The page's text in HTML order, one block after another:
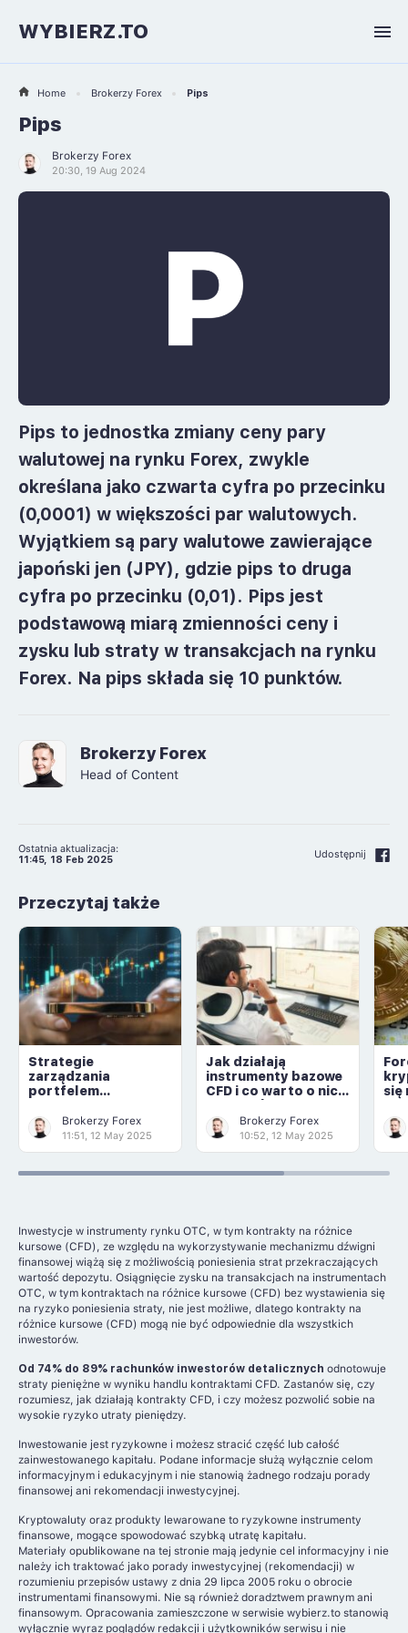
WYBIERZ.TO
Home Brokerzy Forex Pips
Pips
Brokerzy Forex
20:30, 19 Aug 2024
Pips to jednostka zmiany ceny pary
walutowej na rynku Forex, zwykle
określana jako czwarta cyfra po przecinku
(0,0001) w większości par walutowych.
Wyjątkiem są pary walutowe zawierające
japoński jen (JPY), gdzie pips to druga
cyfra po przecinku (0,01). Pips jest
podstawową miarą zmienności ceny i
zysku lub straty w transakcjach na rynku
Forex. Na pips składa się 10 punktów.
Brokerzy Forex
Head of Content
Ostatnia aktualizacja:
11:45, 18 Feb 2025
Udostępnij
Przeczytaj także
Strategie
zarządzania
portfelem
Brokerzy Forex
11:51, 12 May 2025
Jak działają
instrumenty bazowe
CFD i co warto o nich
Brokerzy Forex
10:52, 12 May 2025
się
Inwestycje w instrumenty rynku OTC, w tym kontrakty na różnice
kursowe (CFD), ze względu na wykorzystywanie mechanizmu dźwigni
finansowej wiążą się z możliwością poniesienia strat przekraczających
wartość depozytu. Osiągnięcie zysku na transakcjach na instrumentach
OTC, w tym kontraktach na różnice kursowe (CFD) bez wystawienia się
na ryzyko poniesienia straty, nie jest możliwe, dlatego kontrakty na
różnice kursowe (CFD) mogą nie być odpowiednie dla wszystkich
inwestorów.
Od 74% do 89% rachunków inwestorów detalicznych odnotowuje
straty pieniężne w wyniku handlu kontraktami CFD. Zastanów się, czy
rozumiesz, jak działają kontrakty CFD, i czy możesz pozwolić sobie na
wysokie ryzyko utraty pieniędzy.
Inwestowanie jest ryzykowne i możesz stracić część lub całość
zainwestowanego kapitału. Podane informacje służą wyłącznie celom
informacyjnym i edukacyjnym i nie stanowią żadnego rodzaju porady
finansowej ani rekomendacji inwestycyjnej.
Kryptowaluty oraz produkty lewarowane to ryzykowne instrumenty
finansowe, mogące spowodować szybką utratę kapitału.
Materiały opublikowane na tej stronie mają jedynie cel informacyjny i nie
należy ich traktować jako porady inwestycyjnej (rekomendacji) w
rozumieniu przepisów ustawy z dnia 29 lipca 2005 roku o obrocie
instrumentami finansowymi. Nie są również doradztwem prawnym ani
finansowym. Opracowania zamieszczone w serwisie wybierz.to stanowią
wyłącznie wyraz poglądów redakcji i użytkowników serwisu i nie